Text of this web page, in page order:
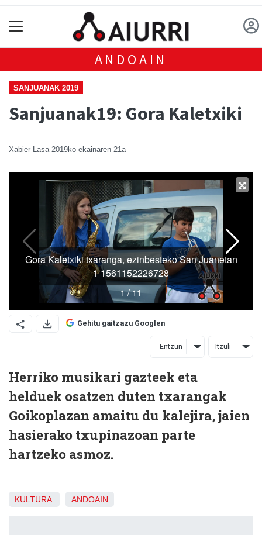
ANDOAIN
SANJUANAK 2019
Sanjuanak19: Gora Kaletxiki
Xabier Lasa 2019ko ekainaren 21a
Gehitu gaitzazu Googlen
Entzun Itzuli
Herriko musikari gazteek eta
helduek osatzen duten txarangak
Goikoplazan amaitu du kalejira, jaien
hasierako txupinazoan parte
hartzeko asmoz.
KULTURA ANDOAIN